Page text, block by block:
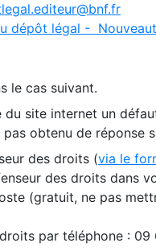
dépôt légal -
le cas suivant.
site internet un
obtenu de réponse
des droits (via le
des droits dans
(gratuit, ne pas
par téléphone :